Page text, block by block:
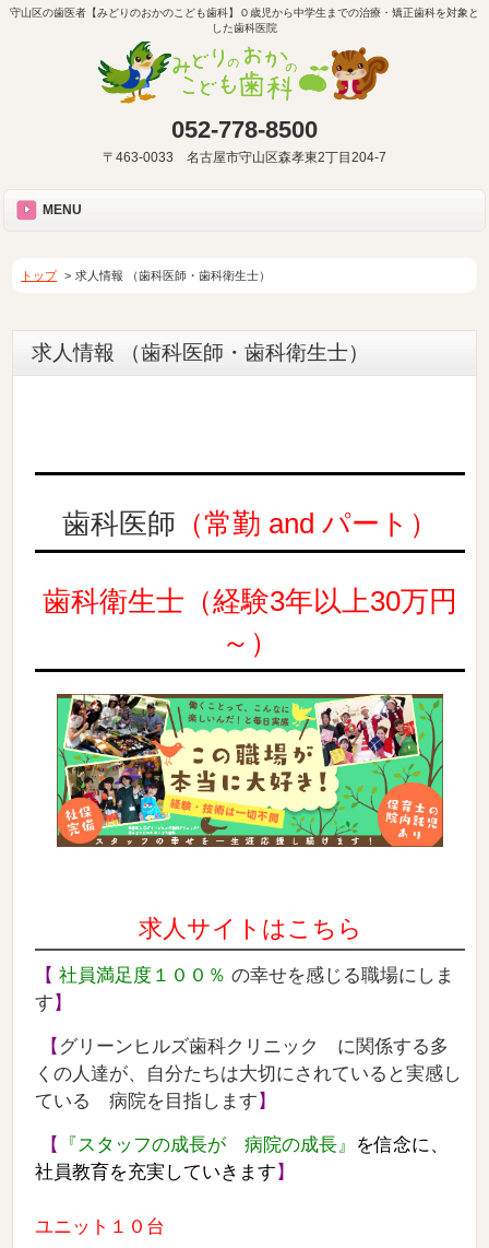
守山区の歯医者【みどりのおかのこども歯科】０歳児から中学生までの治療・矯正歯科を対象と
した歯科医院
052-778-8500
〒463-0033 名古屋市守山区森孝東2丁目204-7
MENU
トップ 求人情報 （歯科医師・歯科衛生士）
求人情報 （歯科医師・歯科衛生士）
歯科医師 （常勤 and パート）
歯科衛生士（経験3年以上30万円
～）
求人サイトはこちら
【社員満足度１００％の幸せを感じる職場にしま
す 】
【 グリーンヒルズ歯科クリニック に関係する多
くの人達が、自分たちは大切にされていると実感し
ている 病院を目指します 】
【 『スタッフの成長が 病院の成長』 を信念に、
社員教育を充実していきます 】
ユニット１０台